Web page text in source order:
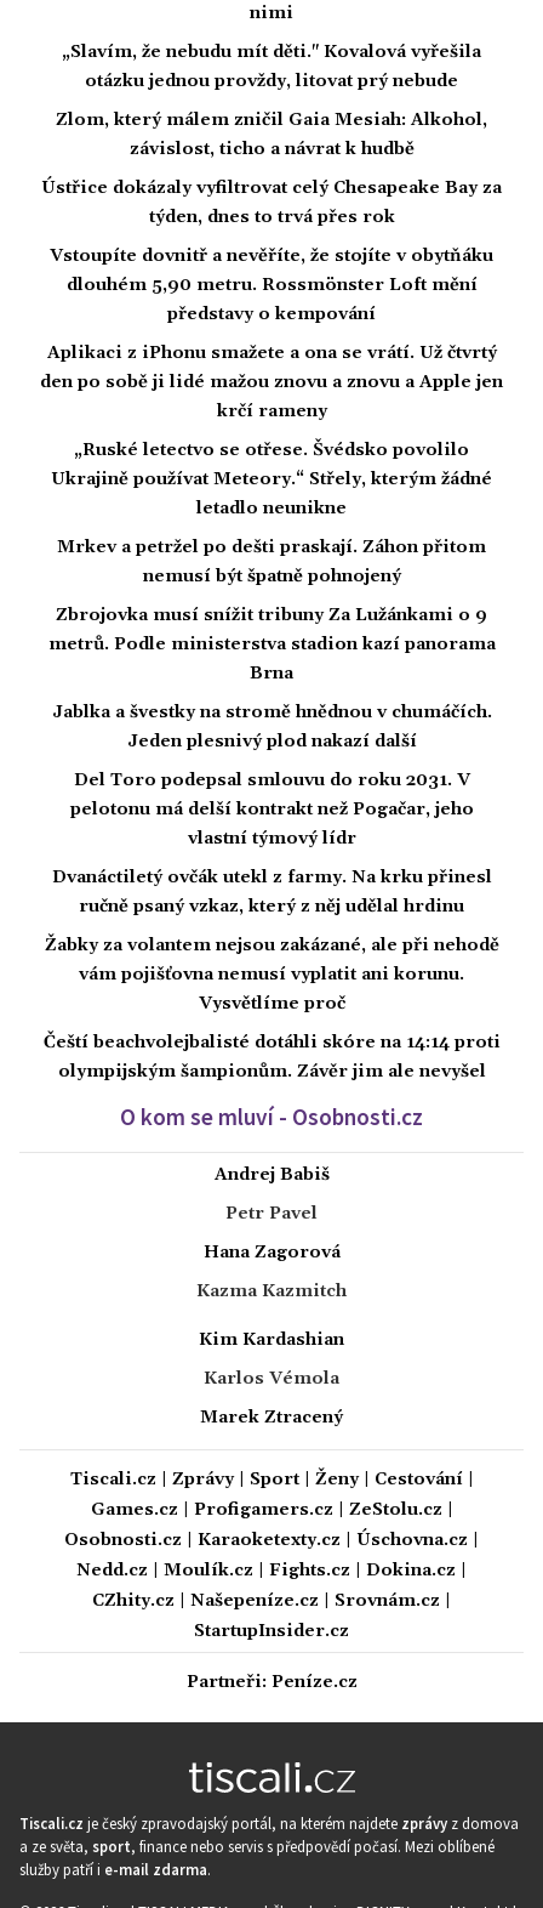
nimi
„Slavím, že nebudu mít děti." Kovalová vyřešila
otázku jednou provždy, litovat prý nebude
Zlom, který málem zničil Gaia Mesiah: Alkohol,
závislost, ticho a návrat k hudbě
Ústřice dokázaly vyfiltrovat celý Chesapeake Bay za
týden, dnes to trvá přes rok
Vstoupíte dovnitř a nevěříte, že stojíte v obytňáku
dlouhém 5,90 metru. Rossmönster Loft mění
představy o kempování
Aplikaci z iPhonu smažete a ona se vrátí. Už čtvrtý
den po sobě ji lidé mažou znovu a znovu a Apple jen
krčí rameny
„Ruské letectvo se otřese. Švédsko povolilo
Ukrajině používat Meteory.“ Střely, kterým žádné
letadlo neunikne
Mrkev a petržel po dešti praskají. Záhon přitom
nemusí být špatně pohnojený
Zbrojovka musí snížit tribuny Za Lužánkami o 9
metrů. Podle ministerstva stadion kazí panorama
Brna
Jablka a švestky na stromě hnědnou v chumáčích.
Jeden plesnivý plod nakazí další
Del Toro podepsal smlouvu do roku 2031. V
pelotonu má delší kontrakt než Pogačar, jeho
vlastní týmový lídr
Dvanáctiletý ovčák utekl z farmy. Na krku přinesl
ručně psaný vzkaz, který z něj udělal hrdinu
Žabky za volantem nejsou zakázané, ale při nehodě
vám pojišťovna nemusí vyplatit ani korunu.
Vysvětlíme proč
Čeští beachvolejbalisté dotáhli skóre na 14:14 proti
olympijským šampionům. Závěr jim ale nevyšel
O kom se mluví - Osobnosti.cz
Andrej Babiš
Petr Pavel
Hana Zagorová
Kazma Kazmitch
Kim Kardashian
Karlos Vémola
Marek Ztracený
Tiscali.cz Zprávy| Sport| Ženy| Cestování|
Games.cz
Profigamers.cz ZeStolu.cz
Osobnosti.cz
Karaoketexty.cz Úschovna.cz
Nedd.cz
Moulík.cz Fights.cz Dokina.cz
CZhity.cz
Našepeníze.cz Srovnám.cz
StartupInsider.cz
Partneři: Peníze.cz
Tiscali.cz je český zpravodajský portál, na kterém najdete zprávy z domova
a ze světa, sport, finance nebo servis s předpovědí počasí. Mezi oblíbené
služby patří i e-mail zdarma.